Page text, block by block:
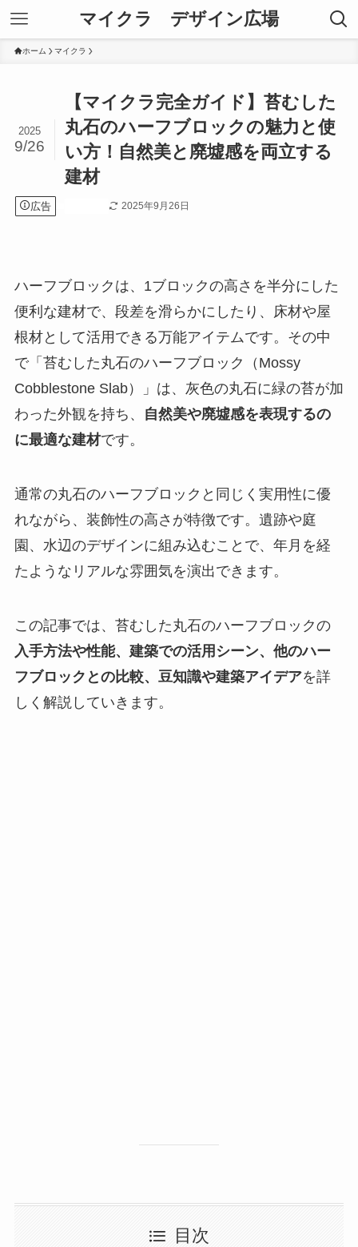
マイクラ デザイン広場
ホーム マイクラ
【マイクラ完全ガイド】苔むした
丸石のハーフブロックの魅力と使
い方！自然美と廃墟感を両立する
建材
2025
9/26
広告 2025年9月26日
ハーフブロックは、1ブロックの高さを半分にした
便利な建材で、段差を滑らかにしたり、床材や屋
根材として活用できる万能アイテムです。その中
で「苔むした丸石のハーフブロック（Mossy
Cobblestone Slab）」は、灰色の丸石に緑の苔が加
わった外観を持ち、
自然美や廃墟感を表現するの
に最適な建材です。
通常の丸石のハーフブロックと同じく実用性に優
れながら、装飾性の高さが特徴です。遺跡や庭
園、水辺のデザインに組み込むことで、年月を経
たようなリアルな雰囲気を演出できます。
この記事では、苔むした丸石のハーフブロックの
入手方法や性能、建築での活用シーン、他のハー
フブロックとの比較、豆知識や建築アイデアを詳
しく解説していきます。
目次